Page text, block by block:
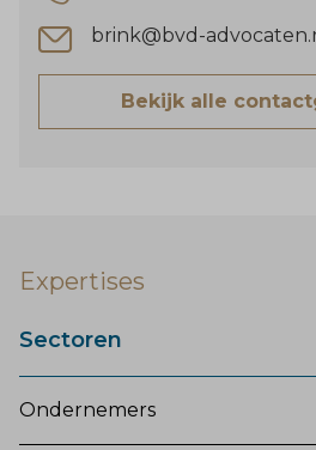
brink@bvd-
Bekijk alle
Expertises
Sectoren
Ondernemers